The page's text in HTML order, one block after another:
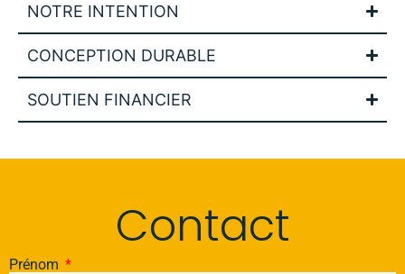
NOTRE INTENTION
CONCEPTION DURABLE
SOUTIEN FINANCIER
Contact
Prénom